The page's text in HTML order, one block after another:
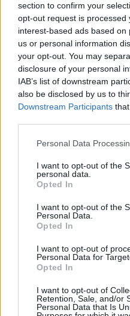
section to confirm your
opt-out request is processed
interest-based ads based
us or personal information
your opt-out. You may
disclosure of your personal
IAB’s list of downstream
also be disclosed by us to
Downstream Participants
Personal Data
I want to opt-out of the
personal data.
Opted In
I want to opt-out of the
Personal Data.
Opted In
I want to opt-out of
Personal Data for
Opted In
I want to opt-out of
Retention, Sale, and/or
Personal Data that Is
Σπάρτη: Κυριακή
με αφιέρωμα στις
Θεοφάνους
18/06/2026 11:53